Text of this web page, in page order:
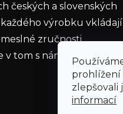
prohlížení
zlepšovali
informací
českých a slovenských
výrobku vkládají
zručnosti.
tom s námi.